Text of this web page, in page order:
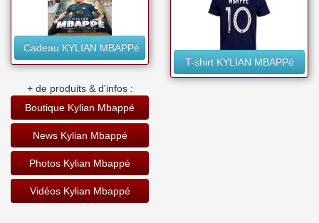
Cadeau KYLIAN MBAPPé
T-shirt KYLIAN MBAPPé
+ de produits & d'infos :
Boutique Kylian Mbappé
News Kylian Mbappé
Photos Kylian Mbappé
Vidéos Kylian Mbappé